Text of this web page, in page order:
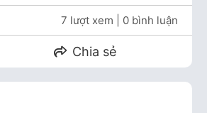
7 lượt xem | 0 bình luận
Chia sẻ